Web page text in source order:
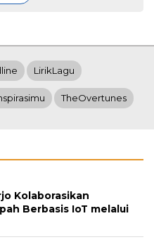
LirikLagu
TheOvertunes
Kolaborasikan
Berbasis IoT melalui